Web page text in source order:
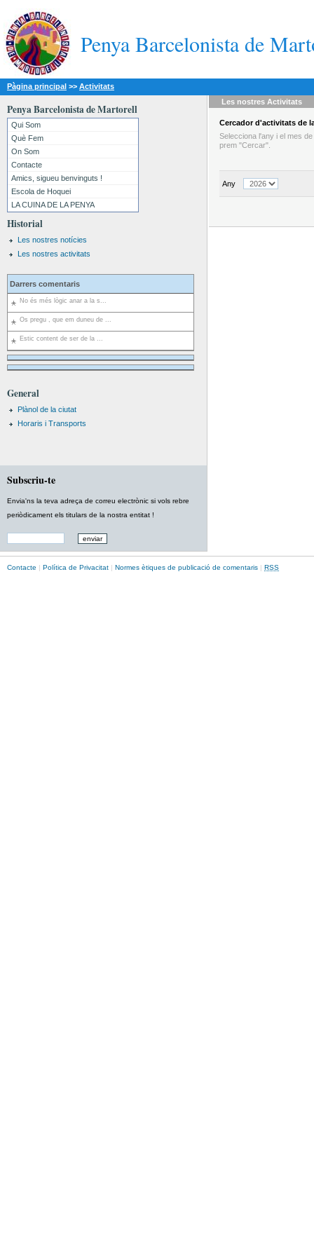
Penya Barcelonista de
Pàgina principal >> Activitats
Penya Barcelonista de Martorell
Qui Som
Què Fem
On Som
Contacte
Amics, sigueu benvinguts !
Escola de Hoquei
LA CUINA DE LA PENYA
Historial
Les nostres notícies
Les nostres activitats
Darrers comentaris
No és més lògic anar a la s...
Os pregu , que em duneu de ...
Estic content de ser de la ...
General
Plànol de la ciutat
Horaris i Transports
Subscriu-te
Envia'ns la teva adreça de correu electrònic si vols rebre
periòdicament els titulars de la nostra entitat !
Les nostres Activitats
Cercadord'activitats de
Selecciona l'any i el mes
prem "Cercar".
Any
Contacte | Política de Privacitat | Normes ètiques de publicació de comentaris | RSS